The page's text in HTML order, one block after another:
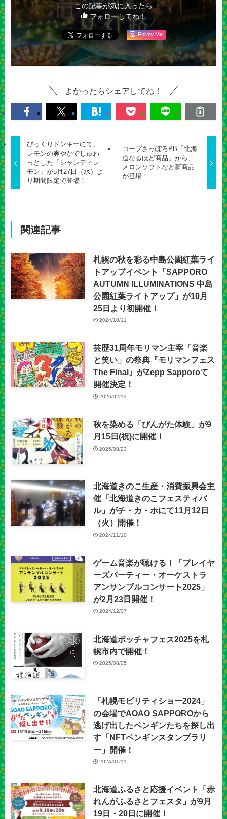
この記事が気に入ったら
フォローしてね！
Follow Me
よかったらシェアしてね！
びっくりドンキーにて、
レモンの爽やかでしゅわ
っとした「シャンディレ
モン」が5月27日（水）よ
り期間限定で登場！
コープさっぽろPB「北海
道なるほど商品」から、
メロンソフトなど新商品
が登場！
関連記事
札幌の秋を彩る中島公園紅葉ライ
トアップイベント「SAPPORO
AUTUMN ILLUMINATIONS 中島
公園紅葉ライトアップ」が10月
25日より初開催！
2024/10/11
芸歴31周年モリマン主宰「音楽
と笑い」の祭典『モリマンフェス
The Final』がZepp Sapporoて
開催決定！
2026/02/13
秋を染める「びんがた体験」が9
月15日(祝)に開催！
2025/08/23
北海道きのこ生産・消費振興会主
催「北海道きのこフェスティバ
ル」がチ・カ・ホにて11月12日
（火）開催！
2024/11/10
ゲーム音楽が聴ける！「プレイヤ
ーズパーティー・オーケストラ
アンサンブルコンサート2025」
が2月23日開催！
2024/12/07
北海道ボッチャフェス2025を札
幌市内で開催！
2025/08/05
「札幌モビリティショー2024」
の会場でAOAO SAPPOROから
逃げ出したペンギンたちを探し出
す「NFTペンギンスタンプラリ
ー」開催！
2024/01/11
北海道ふるさと応援イベント「赤
れんがふるさとフェスタ」が9月
19日・20日に開催！